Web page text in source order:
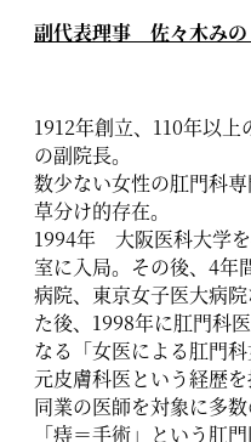
副代表理事 佐々木みの
1912年創立、110年以
の副院長。
数少ない女性の肛門科
草分け的存在。
1994年 大阪医科大学
室に入局。その後、4年
病院、東京女子医大病
た後、1998年に肛門科
なる「女医による肛門科
元皮膚科医という経歴を
同業の医師を対象に多数
「痔＝手術」という肛